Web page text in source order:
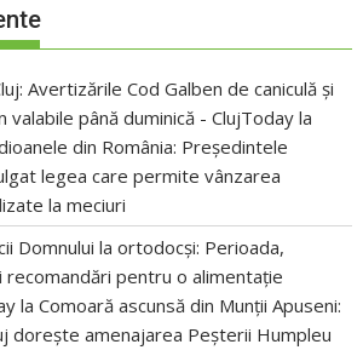
Avertizările Cod Galben de caniculă și
valabile până duminică - ClujToday la
din România: Președintele
legea care permite vânzarea
la meciuri
Domnului la ortodocși: Perioada,
recomandări pentru o alimentație
laComoară ascunsă din Munții Apuseni:
dorește amenajarea Peșterii Humpleu